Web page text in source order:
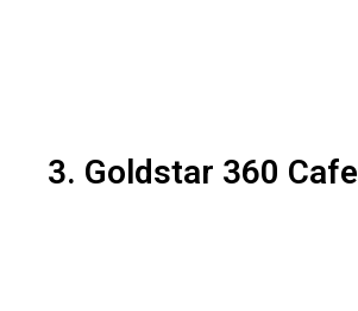
3. Goldstar 360 Cafe